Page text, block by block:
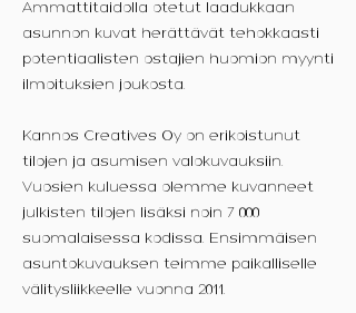
Ammattitaidolla otetut laadukkaan
asunnon kuvat herättävät tehokkaasti
potentiaalisten ostajien huomion myynti
ilmoituksien joukosta.
Kannos Creatives Oy on erikoistunut
tilojen ja asumisen valokuvauksiin.
Vuosien kuluessa olemme kuvanneet
julkisten tilojen lisäksi noin 7 000
suomalaisessa kodissa. Ensimmäisen
asuntokuvauksen teimme paikalliselle
välitysliikkeelle vuonna 2011.